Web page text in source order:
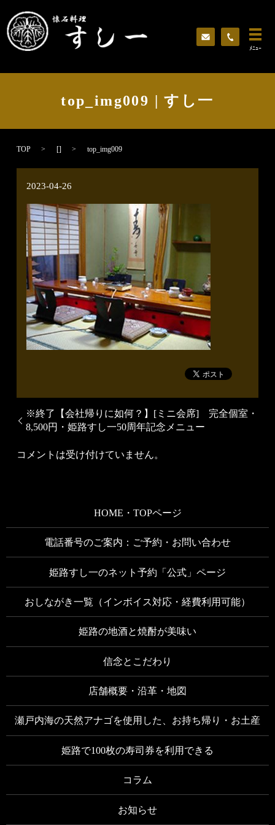
ﾒﾆｭｰ
top_img009 | すし一
TOP [] top_img009
2023-04-26
※終了【会社帰りに如何？】[ミニ会席] 完全個室・
8,500円・姫路すし一50周年記念メニュー
コメントは受け付けていません。
HOME・TOPページ
電話番号のご案内：ご予約・お問い合わせ
姫路すし一のネット予約「公式」ページ
おしながき一覧（インボイス対応・経費利用可能）
姫路の地酒と焼酎が美味い
信念とこだわり
店舗概要・沿革・地図
瀬戸内海の天然アナゴを使用した、お持ち帰り・お土産
姫路で100枚の寿司券を利用できる
コラム
お知らせ